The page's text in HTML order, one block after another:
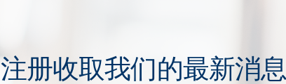
注册收取我们的最新消息